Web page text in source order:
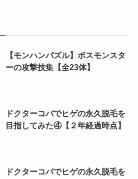
【モンハンパズル】ボスモンスタ
ーの攻撃技集【全23体】
ドクターコバでヒゲの永久脱毛を
目指してみた④【２年経過時点】
ドクターコバでヒゲの永久脱毛を